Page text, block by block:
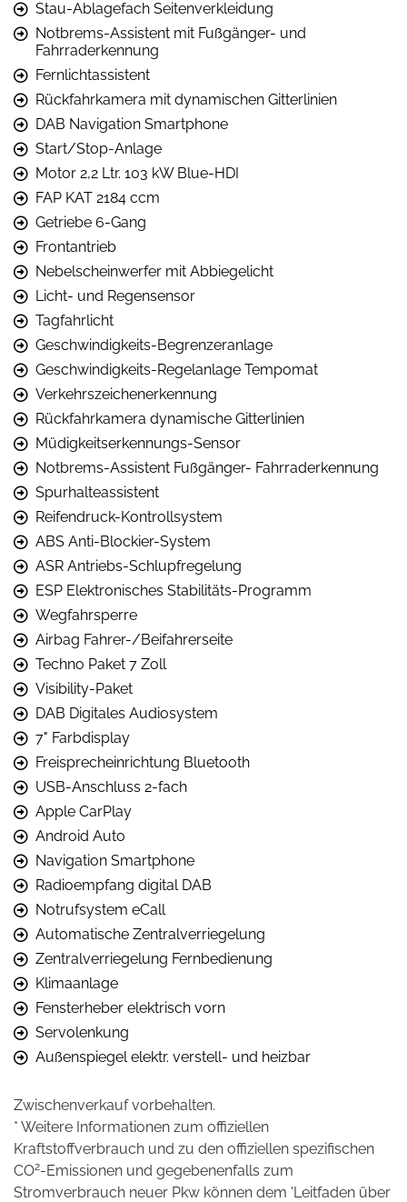
Stau-Ablagefach Seitenverkleidung
Notbrems-Assistent mit Fußgänger- und
Fahrraderkennung
Fernlichtassistent
Rückfahrkamera mit dynamischen Gitterlinien
DAB Navigation Smartphone
Start/Stop-Anlage
Motor 2,2 Ltr. 103 kW Blue-HDI
FAP KAT 2184 ccm
Getriebe 6-Gang
Frontantrieb
Nebelscheinwerfer mit Abbiegelicht
Licht- und Regensensor
Tagfahrlicht
Geschwindigkeits-Begrenzeranlage
Geschwindigkeits-Regelanlage Tempomat
Verkehrszeichenerkennung
Rückfahrkamera dynamische Gitterlinien
Müdigkeitserkennungs-Sensor
Notbrems-Assistent Fußgänger- Fahrraderkennung
Spurhalteassistent
Reifendruck-Kontrollsystem
ABS Anti-Blockier-System
ASR Antriebs-Schlupfregelung
ESP Elektronisches Stabilitäts-Programm
Wegfahrsperre
Airbag Fahrer-/Beifahrerseite
Techno Paket 7 Zoll
Visibility-Paket
DAB Digitales Audiosystem
7" Farbdisplay
Freisprecheinrichtung Bluetooth
USB-Anschluss 2-fach
Apple CarPlay
Android Auto
Navigation Smartphone
Radioempfang digital DAB
Notrufsystem eCall
Automatische Zentralverriegelung
Zentralverriegelung Fernbedienung
Klimaanlage
Fensterheber elektrisch vorn
Servolenkung
Außenspiegel elektr. verstell- und heizbar
Zwischenverkauf vorbehalten.
* Weitere Informationen zum offiziellen
Kraftstoffverbrauch und zu den offiziellen spezifischen
CO2-Emissionen und gegebenenfalls zum
Stromverbrauch neuer Pkw können dem 'Leitfaden über